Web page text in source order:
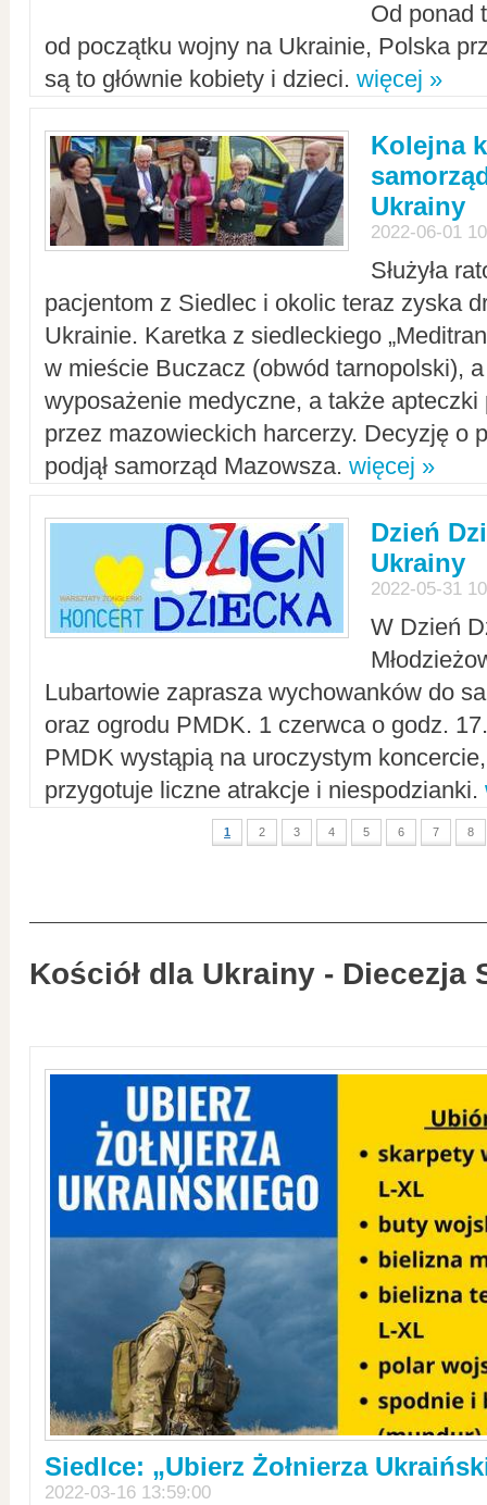
Od ponad
od początku wojny na Ukrainie, Polska
są to głównie kobiety i dzieci. więcej »
Kolejna
Ukrainy
2022-06-01
Służyła
pacjentom z Siedlec i okolic teraz zyska
Ukrainie. Karetka z siedleckiego
w mieście Buczacz (obwód tarnopolski),
wyposażenie medyczne, a także apteczki
przez mazowieckich harcerzy. Decyzję o
podjął samorząd Mazowsza. więcej »
Dzień
Ukrainy
2022-05-31
W Dzień
Lubartowie zaprasza wychowanków do
oraz ogrodu PMDK. 1 czerwca o godz.
PMDK wystąpią na uroczystym
przygotuje liczne atrakcje i niespodzianki.
1 2 3 4 5 6 7 8
Kościół dla Ukrainy - Diecezja
Siedlce: „Ubierz Żołnierza
2022-03-16 13:59:00